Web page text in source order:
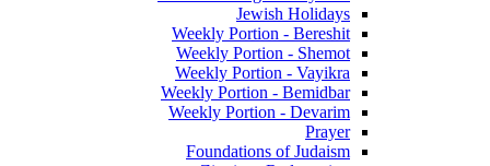
Jewish Holidays
Weekly Portion - Bereshit
Weekly Portion - Shemot
Weekly Portion - Vayikra
Weekly Portion - Bemidbar
Weekly Portion - Devarim
Prayer
Foundations of Judaism